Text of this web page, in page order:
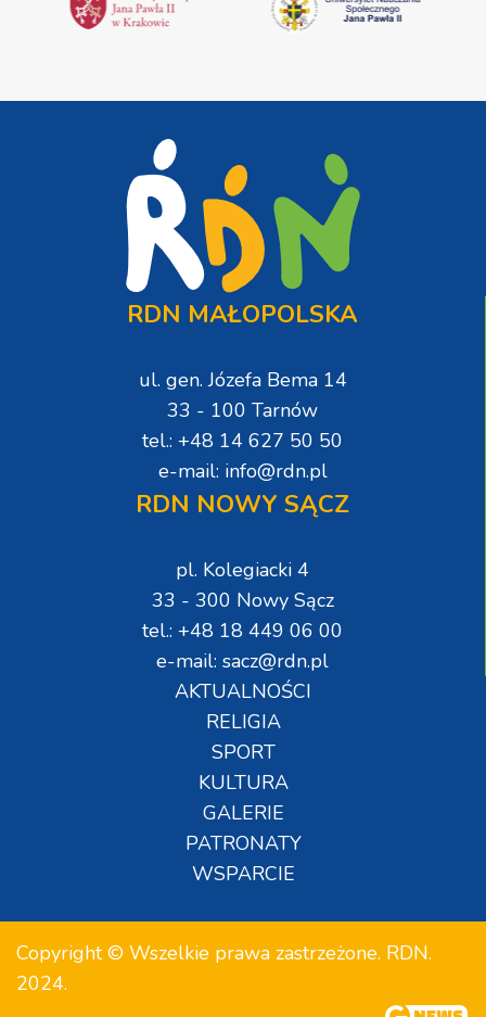
RDN MAŁOPOLSKA
ul. gen. Józefa Bema 14
33 - 100 Tarnów
tel.: +48 14 627 50 50
e-mail: info@rdn.pl
RDN NOWY SĄCZ
pl. Kolegiacki 4
33 - 300 Nowy Sącz
tel.: +48 18 449 06 00
e-mail: sacz@rdn.pl
AKTUALNOŚCI
RELIGIA
SPORT
KULTURA
GALERIE
PATRONATY
WSPARCIE
Copyright © Wszelkie prawa zastrzeżone. RDN.
2024.